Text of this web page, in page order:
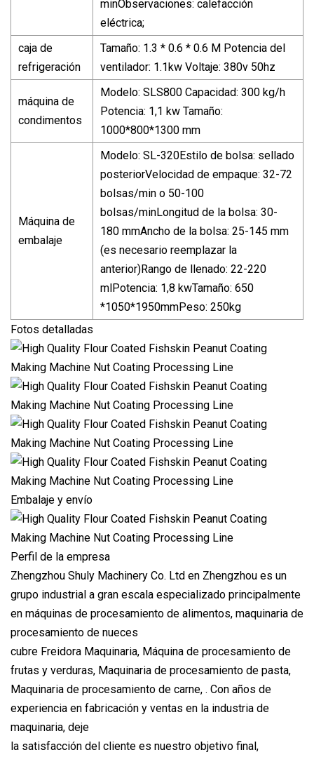
minObservaciones: calefacción
eléctrica;
caja de
refrigeración
Tamaño: 1.3 * 0.6 * 0.6 M Potencia del
ventilador: 1.1kw Voltaje: 380v 50hz
máquina de
condimentos
Modelo: SLS800 Capacidad: 300 kg/h
Potencia: 1,1 kw Tamaño:
1000*800*1300 mm
Máquina de
embalaje
Modelo: SL-320Estilo de bolsa: sellado
posteriorVelocidad de empaque: 32-72
bolsas/min o 50-100
bolsas/minLongitud de la bolsa: 30-
180 mmAncho de la bolsa: 25-145 mm
(es necesario reemplazar la
anterior)Rango de llenado: 22-220
mlPotencia: 1,8 kwTamaño: 650
*1050*1950mmPeso: 250kg
Fotos detalladas
Embalaje y envío
Perfil de la empresa
Zhengzhou Shuly Machinery Co. Ltd en Zhengzhou es un
grupo industrial a gran escala especializado principalmente
en máquinas de procesamiento de alimentos, maquinaria de
procesamiento de nueces
cubre Freidora Maquinaria, Máquina de procesamiento de
frutas y verduras, Maquinaria de procesamiento de pasta,
Maquinaria de procesamiento de carne, . Con años de
experiencia en fabricación y ventas en la industria de
maquinaria, deje
la satisfacción del cliente es nuestro objetivo final,